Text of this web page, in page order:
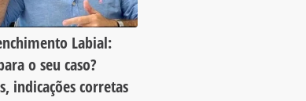
Labial:
o seu caso?
indicações corretas